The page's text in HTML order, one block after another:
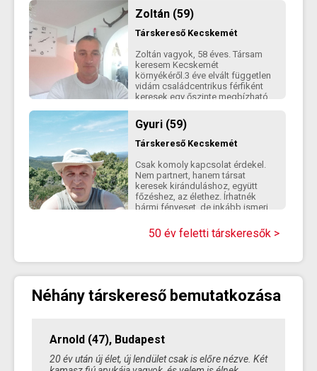
Zoltán (59)
Társkereső Kecskemét
Zoltán vagyok, 58 éves. Társam
keresem Kecskemét
környékéről.3 éve elvált független
vidám családcentrikus férfiként
keresek egy őszinte megbízható
Gyuri (59)
Társkereső Kecskemét
Csak komoly kapcsolat érdekel.
Nem partnert, hanem társat
keresek kiránduláshoz, együtt
főzéshez, az élethez. Írhatnék
bármi fényeset, de inkább ismerj
csak az igazság az az alapelvem.
Mondhatnám, hogy elvált vagyok,
indítani a kapcsolatot. A
másik felem, de legfőképp mit
nem.
50 év feletti társkeresők >
Néhány társkereső bemutatkozása
Arnold (47), Budapest
20 év után új élet, új lendület csak is előre nézve. Két